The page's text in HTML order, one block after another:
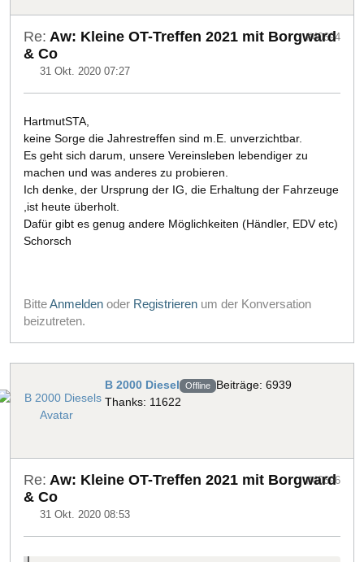
Re: Aw: Kleine OT-Treffen 2021 mit Borgward
& Co
31 Okt. 2020 07:27
#40694
HartmutSTA,
keine Sorge die Jahrestreffen sind m.E. unverzichtbar.
Es geht sich darum, unsere Vereinsleben lebendiger zu
machen und was anderes zu probieren.
Ich denke, der Ursprung der IG, die Erhaltung der Fahrzeuge
,ist heute überholt.
Dafür gibt es genug andere Möglichkeiten (Händler, EDV etc)
Schorsch
BitteAnmelden oder Registrieren um der Konversation
beizutreten.
B 2000 Diesel Offline Beiträge: 6939
Thanks: 11622
Re: Aw: Kleine OT-Treffen 2021 mit Borgward
& Co
31 Okt. 2020 08:53
#40696